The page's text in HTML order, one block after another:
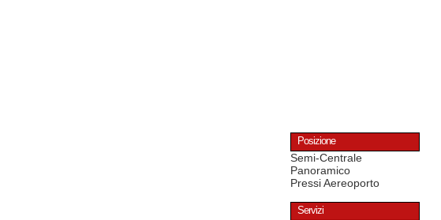
Posizione
Semi-Centrale
Panoramico
Pressi Aereoporto
Servizi